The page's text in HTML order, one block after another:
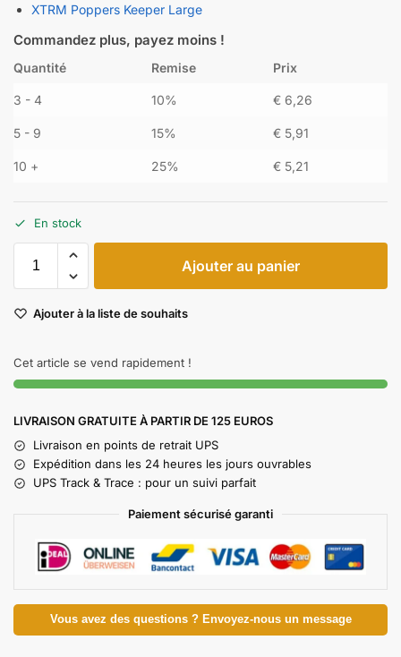
XTRM Poppers Keeper Large
Commandez plus, payez moins !
Quantité Remise Prix
3 - 4 10% € 6,26
5 - 9 15% € 5,91
10 + 25% € 5,21
En stock
Ajouter au panier
Ajouter à la liste de souhaits
Cet article se vend rapidement !
LIVRAISON GRATUITE À PARTIR DE 125 EUROS
Livraison en points de retrait UPS
Expédition dans les 24 heures les jours ouvrables
UPS Track & Trace : pour un suivi parfait
Paiement sécurisé garanti
Vous avez des questions ? Envoyez-nous un message